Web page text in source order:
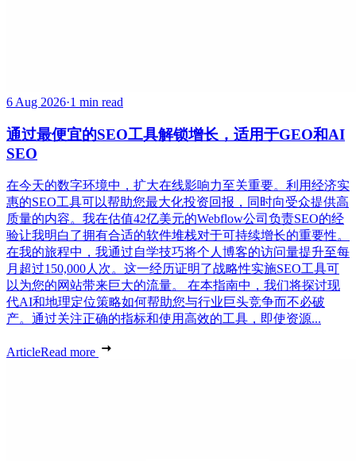
6 Aug 2026·1 min read
通过最便宜的SEO工具解锁增长，适用于GEO和AI
SEO
在今天的数字环境中，扩大在线影响力至关重要。利用经济实
惠的SEO工具可以帮助您最大化投资回报，同时向受众提供高
质量的内容。我在估值42亿美元的Webflow公司负责SEO的经
验让我明白了拥有合适的软件堆栈对于可持续增长的重要性。
在我的旅程中，我通过自学技巧将个人博客的访问量提升至每
月超过150,000人次。这一经历证明了战略性实施SEO工具可
以为您的网站带来巨大的流量。 在本指南中，我们将探讨现
代AI和地理定位策略如何帮助您与行业巨头竞争而不必破
产。通过关注正确的指标和使用高效的工具，即使资源...
ArticleRead more